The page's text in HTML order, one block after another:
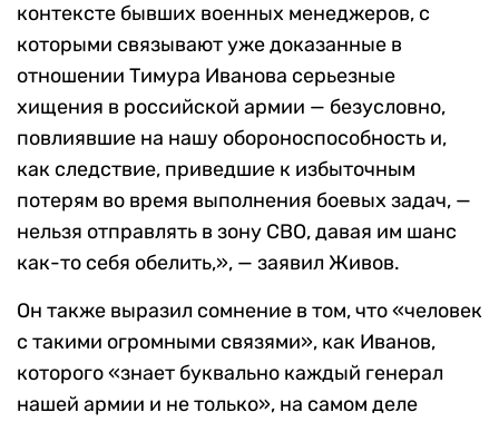
контексте бывших военных менеджеров, с
которыми связывают уже доказанные в
отношении Тимура Иванова серьезные
хищения в российской армии — безусловно,
повлиявшие на нашу обороноспособность и,
как следствие, приведшие к избыточным
потерям во время выполнения боевых задач, —
нельзя отправлять в зону СВО, давая им шанс
как-то себя обелить,», — заявил Живов.
Он также выразил сомнение в том, что «человек
с такими огромными связями», как Иванов,
которого «знает буквально каждый генерал
нашей армии и не только», на самом деле